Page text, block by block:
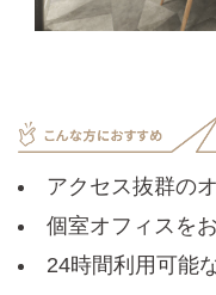
アクセス抜群の
個室オフィスを
24時間利用可能